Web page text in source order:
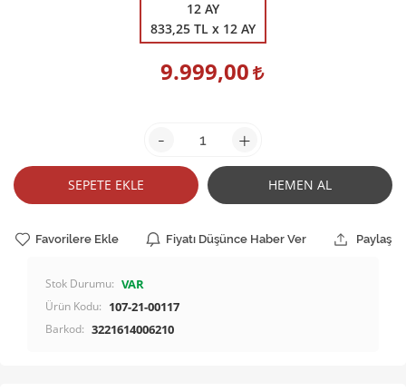
12 AY
833,25 TL x 12 AY
9.999,00
- +
SEPETE EKLE HEMEN AL
Favorilere Ekle Fiyatı Düşünce Haber Ver Paylaş
Stok Durumu: VAR
Ürün Kodu: 107-21-00117
Barkod: 3221614006210